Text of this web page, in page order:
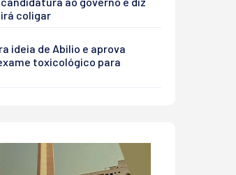
coligar
ideia de Abilio e aprova
toxicológico para